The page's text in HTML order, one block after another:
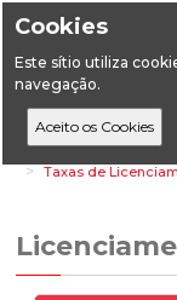
Cookies
Este sítio utiliza
navegação.
HomeÁreas Setoriais
Taxas de